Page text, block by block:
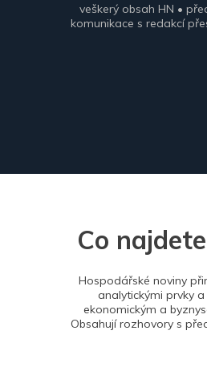
veškerý obsah HN •
komunikace s redakcí
Co
Hospodářské noviny
analytickými prvky
ekonomickým a
Obsahují rozhovory s